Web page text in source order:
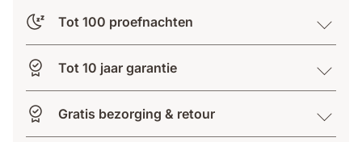
Tot 100 proefnachten
Tot 10 jaar garantie
Gratis bezorging & retour